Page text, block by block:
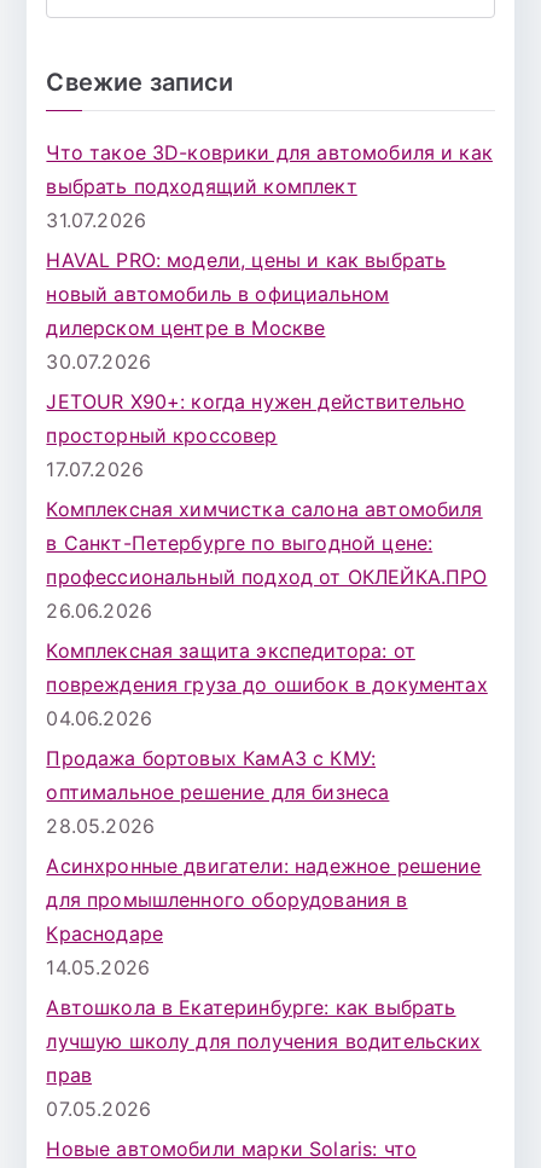
Свежие записи
Что такое 3D-коврики для автомобиля и как
выбрать подходящий комплект
31.07.2026
HAVAL PRO: модели, цены и как выбрать
новый автомобиль в официальном
дилерском центре в Москве
30.07.2026
JETOUR X90+: когда нужен действительно
просторный кроссовер
17.07.2026
Комплексная химчистка салона автомобиля
в Санкт-Петербурге по выгодной цене:
профессиональный подход от ОКЛЕЙКА.ПРО
26.06.2026
Комплексная защита экспедитора: от
повреждения груза до ошибок в документах
04.06.2026
Продажа бортовых КамАЗ с КМУ:
оптимальное решение для бизнеса
28.05.2026
Асинхронные двигатели: надежное решение
для промышленного оборудования в
Краснодаре
14.05.2026
Автошкола в Екатеринбурге: как выбрать
лучшую школу для получения водительских
прав
07.05.2026
Новые автомобили марки Solaris: что